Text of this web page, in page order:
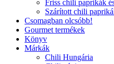
Friss chili paprikák
Szárított chili
Csomagban olcsóbb!
Gourmet termékek
Könyv
Márkák
Chili Hungária